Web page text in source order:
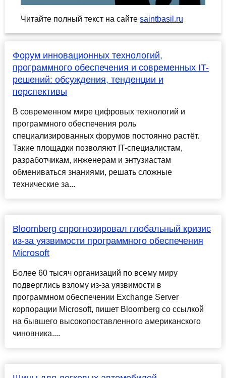
Читайте полный текст на сайте saintbasil.ru
Форум инновационных технологий,
программного обеспечения и современных IT-
решений: обсуждения, тенденции и
перспективы
В современном мире цифровых технологий и
программного обеспечения роль
специализированных форумов постоянно растёт.
Такие площадки позволяют IT-специалистам,
разработчикам, инженерам и энтузиастам
обмениваться знаниями, решать сложные
технические за...
Bloomberg спрогнозировал глобальный кризис
из-за уязвимости программного обеспечения
Microsoft
Более 60 тысяч организаций по всему миру
подверглись взлому из-за уязвимости в
программном обеспечении Exchange Server
корпорации Microsoft, пишет Bloomberg со ссылкой
на бывшего высокопоставленного американского
чиновника....